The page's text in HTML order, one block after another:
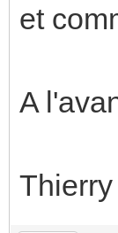
et
A
Thierry